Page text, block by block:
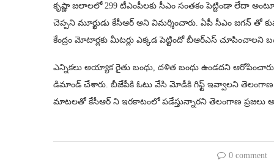
కృష్ణా జలాలలో 299 టీఎంపీలకు సీఎం సంతకం పెట్టిండా లేదా
చెప్పని మూర్ఖుడు కేసీఆర్ అని విమర్శించారు. ఏపీ సీఎం జగన్ తో
కేంద్రం మోటార్లకు మీటర్లు ఎక్కడ పెట్టిందో బీఆర్ఎస్
ఎన్నికలు అయ్యాక రైతు బంధు, దళిత బంధు ఉండదని
డిమాండ్ చేశారు. బీజేపీకి ఓటు వేసి మోడీకి గిఫ్ట్ ఇవ్వాలని
మాటలతో కేసీఆర్ ని ఇరకాటంలో పడేస్తున్నారని తెలంగాణ ప్రజలు
0 comment